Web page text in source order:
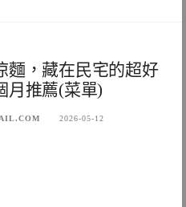
麵，藏在民宅的超好
月推薦(菜單)
2026-05-12